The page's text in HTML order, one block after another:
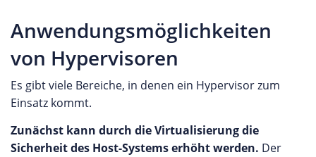
Anwendungsmöglichkeiten
von Hypervisoren
Es gibt viele Bereiche, in denen ein Hypervisor zum
Einsatz kommt.
Zunächst kann durch die Virtualisierung die
Sicherheit des Host-Systems erhöht werden. Der